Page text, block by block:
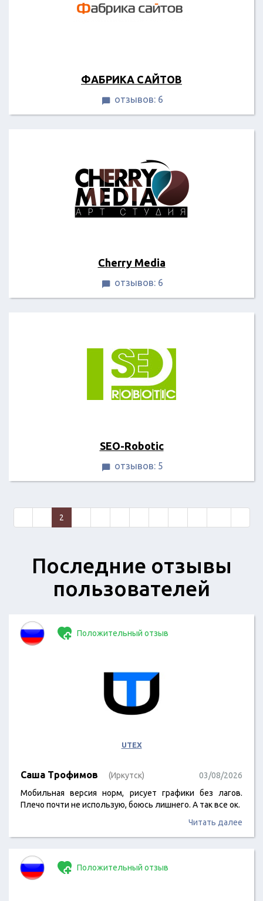
ФАБРИКА САЙТОВ
 отзывов: 6
Cherry Media
 отзывов: 6
SEO-Robotic
 отзывов: 5
2
Последние отзывы
пользователей
Положительный отзыв
UTEX
Саша Трофимов (Иркутск)
03/08/2026
Мобильная версия норм, рисует графики без лагов.
Плечо почти не использую, боюсь лишнего. А так все ок.
Читать далее
Положительный отзыв